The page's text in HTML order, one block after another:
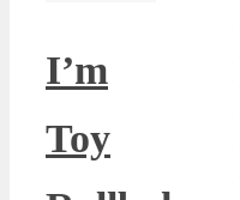
I’m
Toy